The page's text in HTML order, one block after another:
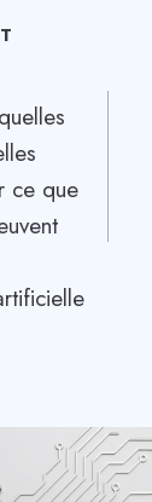
ce que